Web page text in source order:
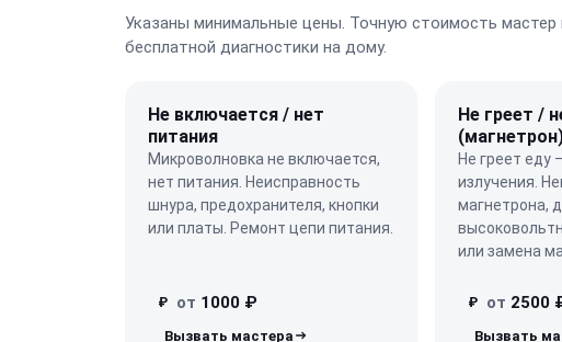
Указаны минимальные цены. Точную стоимость мастер
бесплатной диагностики на дому.
Не включается / нет
питания
Микроволновка не включается,
нет питания. Неисправность
шнура, предохранителя, кнопки
или платы. Ремонт цепи питания.
₽ от 1000 ₽
Не греет /
Не греет еду
излучения.
магнетрона,
или замена
₽ от 2500